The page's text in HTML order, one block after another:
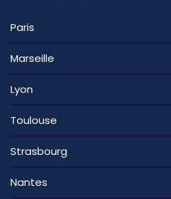
Paris
Marseille
Lyon
Toulouse
Strasbourg
Nantes